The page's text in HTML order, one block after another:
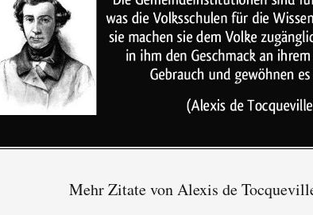
Mehr Zitate von Alexis de